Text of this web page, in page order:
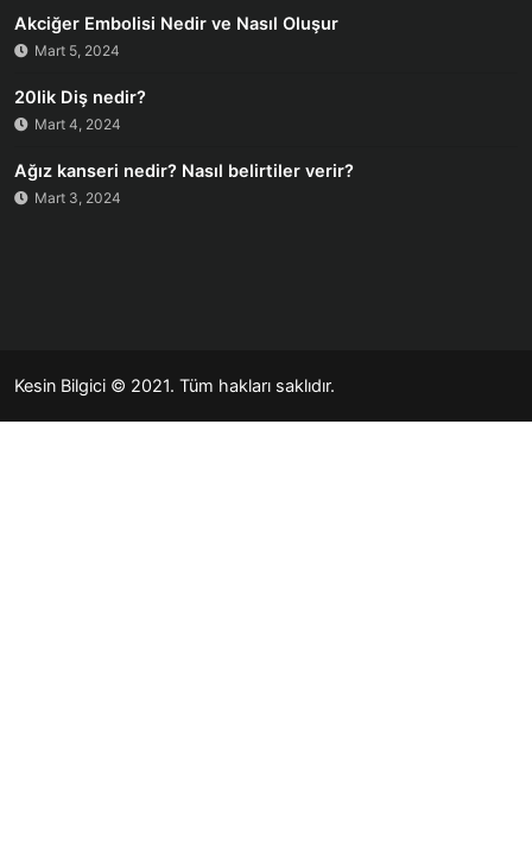
Akciğer Embolisi Nedir ve Nasıl Oluşur
Mart 5, 2024
20lik Diş nedir?
Mart 4, 2024
Ağız kanseri nedir? Nasıl belirtiler verir?
Mart 3, 2024
Kesin Bilgici © 2021. Tüm hakları saklıdır.